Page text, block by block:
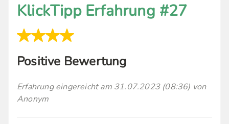
KlickTipp Erfahrung #27
Positive Bewertung
Erfahrung eingereicht am 31.07.2023 (08:36) von
Anonym